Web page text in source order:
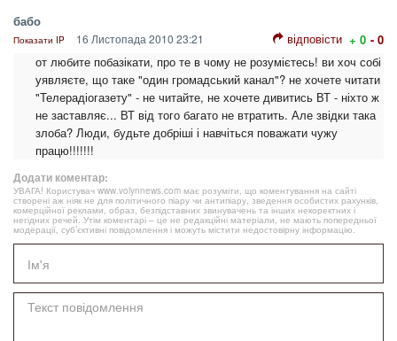
бабо
Показати IP 16 Листопада 2010 23:21 відповісти + 0 - 0
от любите побазікати, про те в чому не розумієтесь! ви хоч собі
уявляєте, що таке "один громадський канал"? не хочете читати
"Телерадіогазету" - не читайте, не хочете дивитись ВТ - ніхто ж
не заставляє... ВТ від того багато не втратить. Але звідки така
злоба? Люди, будьте добріші і навчіться поважати чужу
працю!!!!!!!
Додати коментар:
УВАГА! Користувач www.volynnews.com має розуміти, що коментування на сайті
створені аж ніяк не для політичного піару чи антипіару, зведення особистих рахунків,
комерційної реклами, образ, безпідставних звинувачень та інших некоректних і
негідних речей. Утім коментарі – це не редакційні матеріали, не мають попередньої
модерації, суб’єктивні повідомлення і можуть містити недостовірну інформацію.